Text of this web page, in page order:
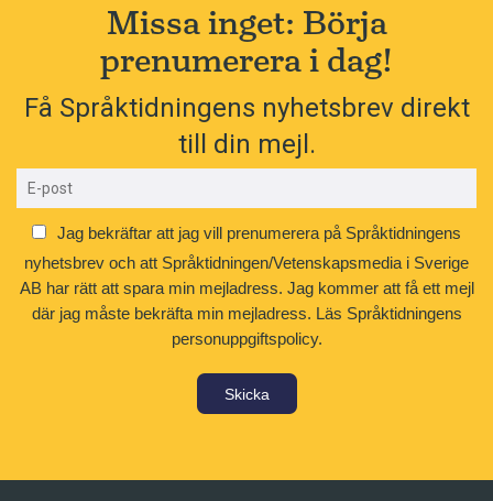
Missa inget: Börja
prenumerera i dag!
Få Språktidningens nyhetsbrev direkt
till din mejl.
Jag bekräftar att jag vill prenumerera på Språktidningens
nyhetsbrev och att Språktidningen/Vetenskapsmedia i Sverige
AB har rätt att spara min mejladress. Jag kommer att få ett mejl
där jag måste bekräfta min mejladress. Läs Språktidningens
personuppgiftspolicy.
Skicka